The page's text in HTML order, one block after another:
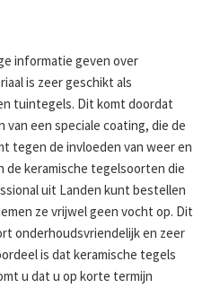
informatie geven over
is zeer geschikt als
tuintegels. Dit komt doordat
een speciale coating, die de
tegen de invloeden van weer en
de keramische tegelsoorten die
uit Landen kunt bestellen
ze vrijwel geen vocht op. Dit
onderhoudsvriendelijk en zeer
is dat keramische tegels
u dat u op korte termijn